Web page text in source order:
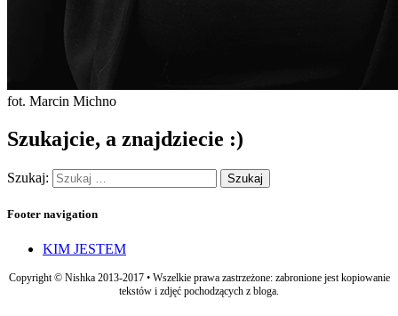
fot. Marcin Michno
Szukajcie, a znajdziecie :)
Szukaj:
Footer navigation
KIM JESTEM
Copyright © Nishka 2013-2017 • Wszelkie prawa zastrzeżone: zabronione jest kopiowanie
tekstów i zdjęć pochodzących z bloga.